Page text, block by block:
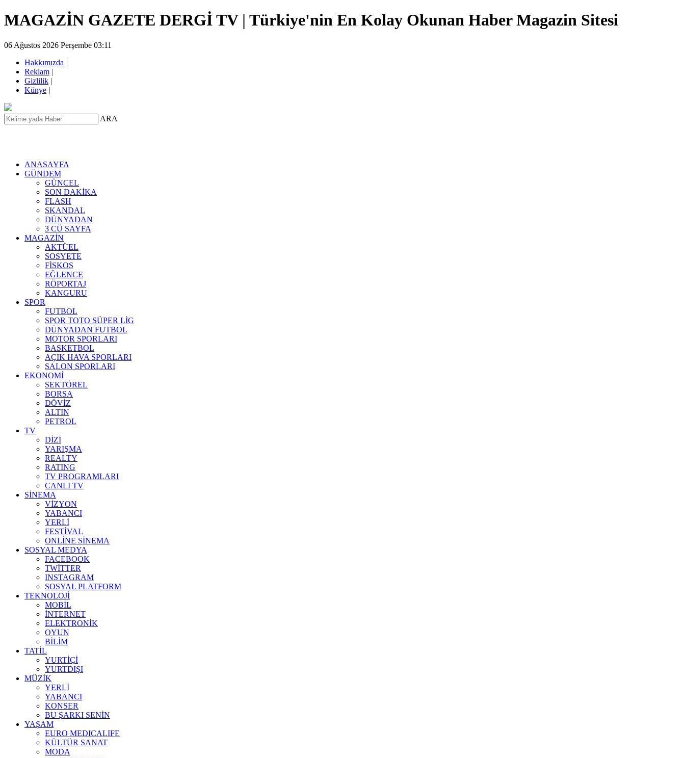
MAGAZİN GAZETE DERGİ TV | Türkiye'nin En Kolay Okunan Haber Magazin Sitesi
06 Ağustos 2026 Perşembe 03:11
Hakkımızda |
Reklam |
Gizlilik |
Künye |
ARA
ANASAYFA
GÜNDEM
GÜNCEL
SON DAKİKA
FLASH
SKANDAL
DÜNYADAN
3 CÜ SAYFA
MAGAZİN
AKTÜEL
SOSYETE
FİSKOS
EĞLENCE
RÖPORTAJ
KANGURU
SPOR
FUTBOL
SPOR TOTO SÜPER LİG
DÜNYADAN FUTBOL
MOTOR SPORLARI
BASKETBOL
AÇIK HAVA SPORLARI
SALON SPORLARI
EKONOMİ
SEKTÖREL
BORSA
DÖVİZ
ALTIN
PETROL
TV
DİZİ
YARIŞMA
REALTY
RATING
TV PROGRAMLARI
CANLI TV
SİNEMA
VİZYON
YABANCI
YERLİ
FESTİVAL
ONLİNE SİNEMA
SOSYAL MEDYA
FACEBOOK
TWİTTER
INSTAGRAM
SOSYAL PLATFORM
TEKNOLOJİ
MOBİL
İNTERNET
ELEKTRONİK
OYUN
BİLİM
TATİL
YURTİÇİ
YURTDIŞI
MÜZİK
YERLİ
YABANCI
KONSER
BU ŞARKI SENİN
YAŞAM
EURO MEDICALIFE
KÜLTÜR SANAT
MODA